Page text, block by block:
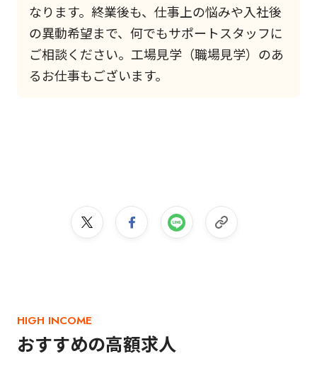
なります。終業後も、仕事上の悩みや入社後
の異動希望まで、何でもサポートスタッフに
ご相談ください。工場見学（職場見学）のあ
るお仕事もございます。
HIGH INCOME
おすすめの高額求人